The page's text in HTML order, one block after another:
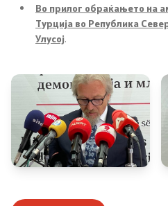
Закони
Предлог закони и документи
Контакт
Во прилог обраќањето на
Турција во Република
Улусој.